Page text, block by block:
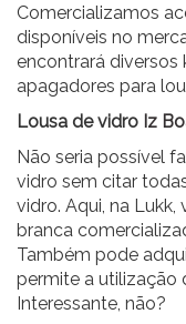
Comercializamos
disponíveis no
encontrará diversos
apagadores para
Lousa de vidro Iz
Não seria possível
vidro sem citar
vidro. Aqui, na
branca
Também pode
permite a utilização
Interessante, não?